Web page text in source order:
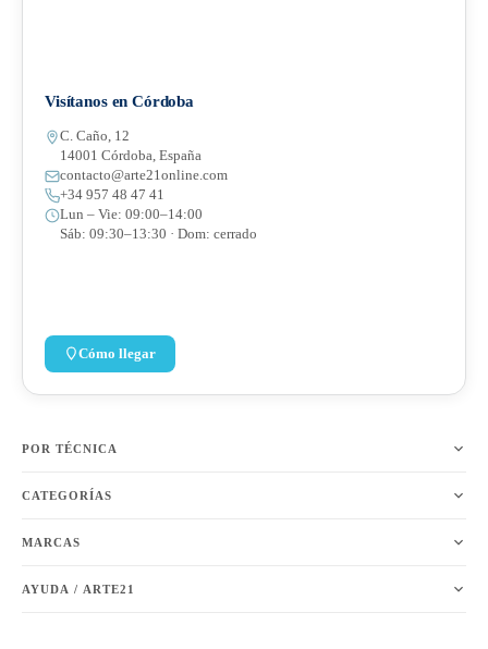
POR TÉCNICA
CATEGORÍAS
MARCAS
AYUDA / ARTE21
Visítanos en Córdoba
C. Caño, 12
14001 Córdoba, España
contacto@arte21online.com
+34 957 48 47 41
Lun – Vie: 09:00–14:00
Sáb: 09:30–13:30 · Dom: cerrado
Cómo llegar